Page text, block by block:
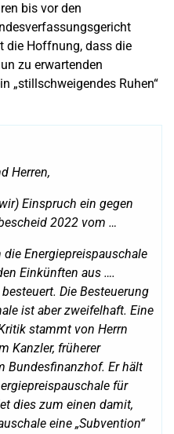
bis vor den
die Hoffnung, dass die
zu erwartenden
„stillschweigendes Ruhen“
Herren,
Einspruch ein gegen
2022 vom …
Energiepreispauschale
Einkünften aus ….
Die Besteuerung
ist aber zweifelhaft. Eine
stammt von Herrn
Kanzler, früherer
Bundesfinanzhof. Er hält
für
dies zum einen damit,
eine „Subvention“